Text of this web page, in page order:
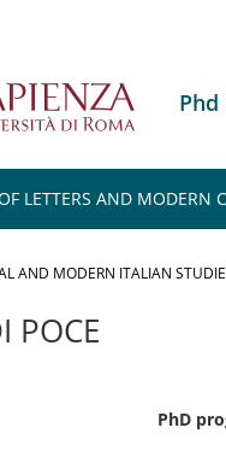
Phd
LETTERS AND MODERN
AND MODERN ITALIAN
POCE
PhD